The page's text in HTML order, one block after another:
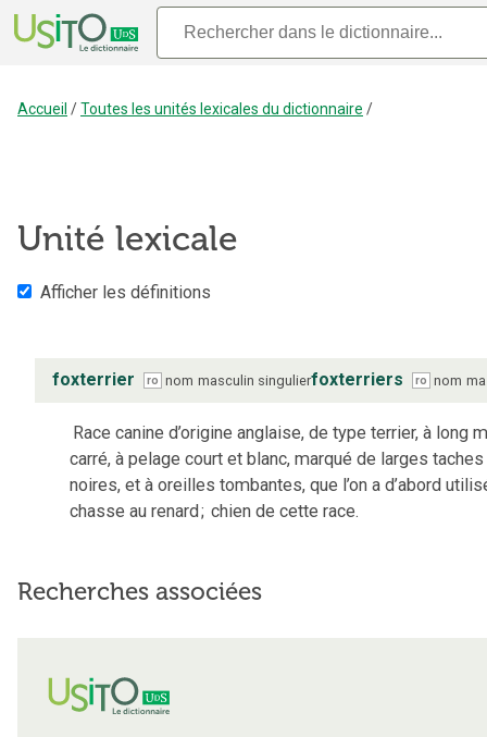
Accueil /Toutes les unités lexicales du dictionnaire /
Unité lexicale
Afficher les définitions
foxterrier ro nom masculin singulierfoxterriers ro nom
Race canine d’origine anglaise, de type terrier, à long
carré, à pelage court et blanc, marqué de larges
noires, et à oreilles tombantes, que l’on a d’abord
chasse au renard; chien de cette race.
Recherches associées